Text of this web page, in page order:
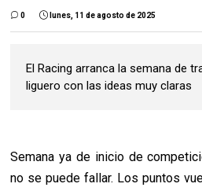
0 lunes, 11 de agosto de 2025
El Racing arranca la semana de
liguero con las ideas muy claras
Semana ya de inicio de
no se puede fallar. Los puntos